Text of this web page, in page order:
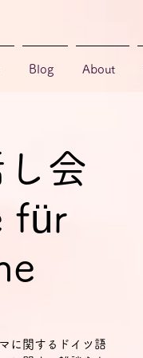
会
für
に関するドイツ語
Blog About